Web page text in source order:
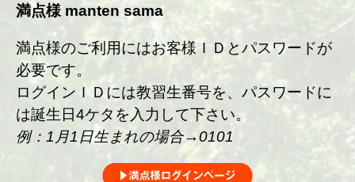
満点様 manten sama
満点様のご利用にはお客様ＩＤとパスワードが
必要です。
ログインＩＤには教習生番号を、パスワードに
は誕生日4ケタを入力して下さい。
例：1月1日生まれの場合→0101